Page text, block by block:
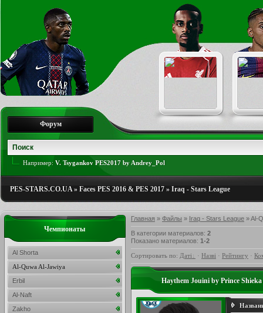
Форум
Например: V. Tsygankov PES2017 by Andrey_Pol
PES-STARS.CO.UA» Faces PES 2016 & PES 2017 » Iraq - Stars League
Главная » Файлы » Iraq - Stars League » Al-
В категории материалов: 2
Показано материалов: 1-2
Сортировать по: Даті · Назві · Рейтингу ·
Haythem Jouini by Prince Shieka
Чемпионаты
Al Shorta
Al-Quwa Al-Jawiya
Erbil
Al-Naft
Zakho